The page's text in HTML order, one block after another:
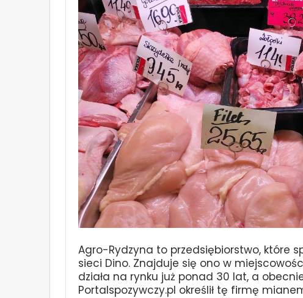
Agro-Rydzyna to przedsiębiorstwo, które
sieci Dino. Znajduje się ono w
działa na rynku już ponad 30 lat, a
Portalspozywczy.pl określił tę firmę